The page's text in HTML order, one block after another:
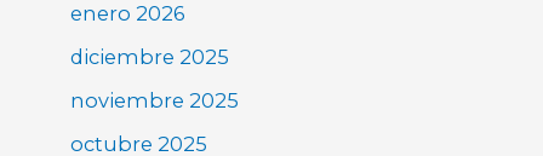
enero 2026
diciembre 2025
noviembre 2025
octubre 2025